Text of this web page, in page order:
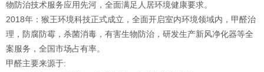
物防治技术服务应用先河，全面满足人居环境健康要求。
2018年：猴王环境科技正式成立，全面开启室内环境领域内，甲醛治
理，防腐防霉，杀菌消毒，有害生物防治，研发生产新风净化器等全
案服务，全国市场占有率。
甲醛主要来源于: